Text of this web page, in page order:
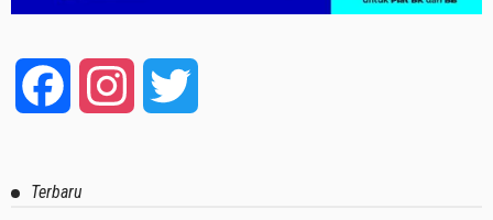
Facebook Instagram
Terbaru